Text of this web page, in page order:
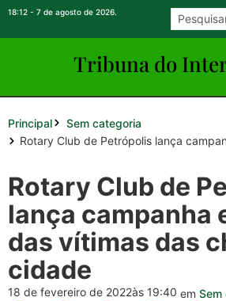
18:12 - 7 de agosto de 2026.
Tribuna do Inte
Principal
Sem categoria
Rotary Club de Petrópolis lança
Rotary Club de
lança campanha
das vítimas das
cidade
18 de fevereiro de 2022às 19:40 em Sem